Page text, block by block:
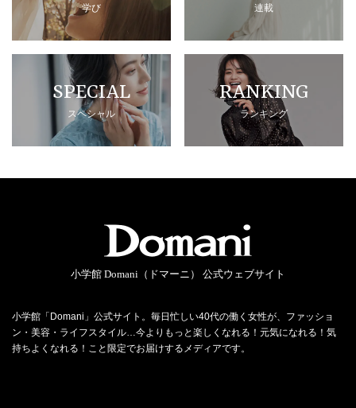
学び 連載
SPECIAL
スペシャル
RANKING
ランキング
小学館 Domani（ドマーニ） 公式ウェブサイト
小学館「Domani」公式サイト。毎日忙しい40代の働く女性が、ファッショ
ン・美容・ライフスタイル…今よりもっと楽しくなれる！元気になれる！気
持ちよくなれる！こと限定でお届けするメディアです。